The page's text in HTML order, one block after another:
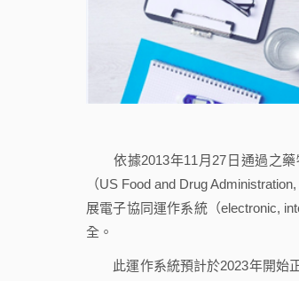
依據2013年11月27日通過之藥
（US Food and Drug
展電子協同運作系統（electronic,
全。
此運作系統預計於2023年開始正